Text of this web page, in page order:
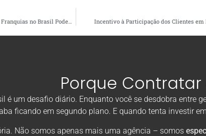
Parcerias para Sustentabilidade: Como Franquias no Brasil Podem Fazer a Diferença Incentivo à Participação dos Clientes
Porque Contratar
é um desafio diário. Enquanto você se desdobra entre
ficando em segundo plano. E quando tenta investir
Não somos apenas mais uma agência – somos